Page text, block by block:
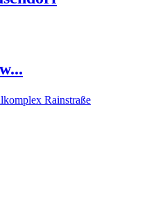
Rainstraße